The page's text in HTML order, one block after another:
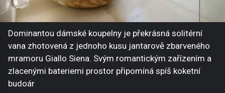
Dominantou dámské koupelny je překrásná solitérní
vana zhotovená z jednoho kusu jantarově zbarveného
mramoru Giallo Siena. Svým romantickým zařízením a
zlacenými bateriemi prostor připomíná spíš koketní
budoár